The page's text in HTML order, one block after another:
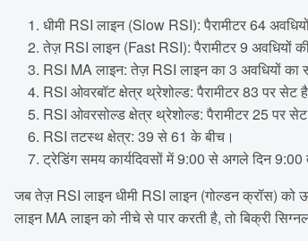
धीमी RSI लाइन (Slow RSI): पैरामीटर 64
तेज़ RSI लाइन (Fast RSI): पैरामीटर 9 अवधियों
RSI MA लाइन: तेज़ RSI लाइन का 3 अवधियों का
RSI ओवरबॉट क्षेत्र थ्रेशोल्ड: पैरामीटर 83 पर सेट
RSI ओवरसोल्ड क्षेत्र थ्रेशोल्ड: पैरामीटर 25 पर
RSI तटस्थ क्षेत्र: 39 से 61 के बीच।
ट्रेडिंग समय कार्यदिवसों में 9:00 से अगले दिन
जब तेज़ RSI लाइन धीमी RSI लाइन (गोल्डन क्रॉस) को
लाइन MA लाइन को नीचे से पार करती है, तो बिक्री